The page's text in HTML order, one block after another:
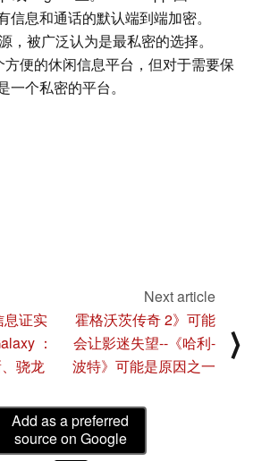
息和通话的默认端到端加密。
，被广泛认为是最私密的选择。
方便的休闲信息平台，但对于需要保
个私密的平台。
息证实
：
骁龙
Next article
霍格沃茨传奇 2》可能
会让影迷失望--《哈利-
波特》可能是原因之一
⟩
Add as a preferred
source on Google